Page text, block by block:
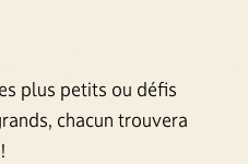
plus petits ou défis
chacun trouvera